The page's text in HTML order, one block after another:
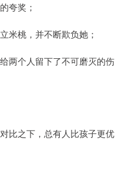
夸奖；
米桃，并不断欺负她；
两个人留下了不可磨灭的伤
比之下，总有人比孩子更优